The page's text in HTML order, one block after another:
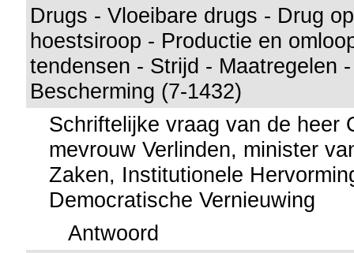
Drugs - Vloeibare drugs - Drug
hoestsiroop - Productie en
tendensen - Strijd - Maatregelen
Bescherming (7-1432)
Schriftelijke vraag van de heer
mevrouw Verlinden, minister
Zaken, Institutionele
Democratische Vernieuwing
Antwoord